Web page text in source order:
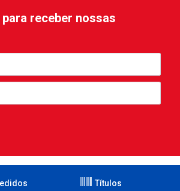
receber nossas
Títulos